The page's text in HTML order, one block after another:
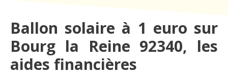
Ballon solaire à 1 euro sur
Bourg la Reine 92340, les
aides financières